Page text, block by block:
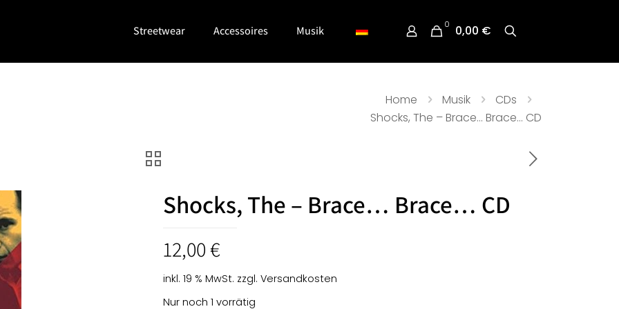
Streetwear Accessoires Musik 0 0,00 €
Home Musik
CDs
Shocks, The – Brace… Brace… CD
Shocks, The – Brace… Brace… CD
12,00€
inkl. 19 % MwSt. zzgl. Versandkosten
Nur noch 1 vorrätig